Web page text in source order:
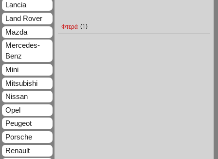
Φτερά (1)
Lancia
Land Rover
Mazda
Mercedes-
Benz
Mini
Mitsubishi
Nissan
Opel
Peugeot
Porsche
Renault